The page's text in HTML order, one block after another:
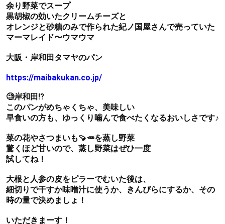
余り野菜でスープ
黒胡椒の効いたクリームチーズと
オレンジと砂糖のみで作られた紀ノ国屋さんで売っていた
マーマレイド〜ウマウマ
大阪・岸和田タマヤのパン
https://maibakukan.co.jp/
🧐岸和田⁉️
このパンがめちゃくちゃ、美味しい
早食いの方も、ゆっくり噛んで食べたくなるおいしさです♪
菜の花やさつまいも🍠🥕を蒸し野菜
驚くほど甘いので、蒸し野菜はぜひ一度
試してね！
大根と人参の皮をピラーでむいた後は、
細切りで干すか味噌汁に使うか、きんぴらにするか、その
時の量で決めましょ！
いただきまーす！